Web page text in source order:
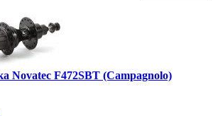
Novatec F472SBT (Campagnolo)